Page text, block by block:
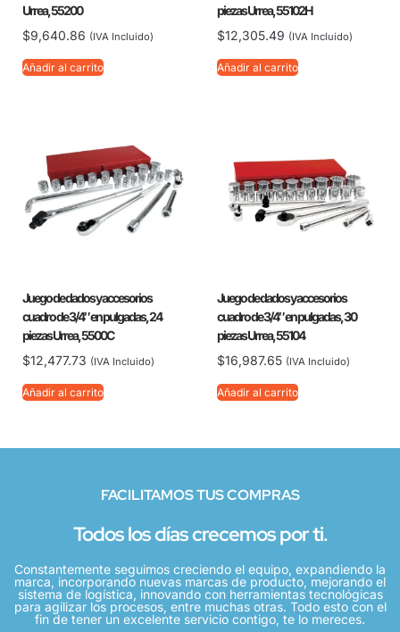
Urrea, 55200
$9,640.86 (IVA Incluido)
Añadir al carrito
piezas Urrea, 55102H
$12,305.49 (IVA Incluido)
Añadir al carrito
Juego de dados y accesorios
cuadro de 3/4″ en pulgadas, 24
piezas Urrea, 5500C
$12,477.73 (IVA Incluido)
Añadir al carrito
Juego de dados y accesorios
cuadro de 3/4″ en pulgadas, 30
piezas Urrea, 55104
$16,987.65 (IVA Incluido)
Añadir al carrito
FACILITAMOS TUS COMPRAS
Todos los días crecemos por ti.
Constantemente seguimos creciendo el equipo, expandiendo la
marca, incorporando nuevas marcas de producto, mejorando el
sistema de logística, innovando con herramientas tecnológicas
para agilizar los procesos, entre muchas otras. Todo esto con el
fin de tener un excelente servicio contigo, te lo mereces.